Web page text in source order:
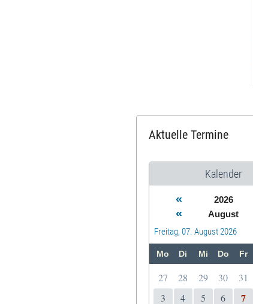
Aktuelle Termine
Kalender
« 2026
«
August
Freitag, 07. August 2026
Mo Di Mi Do Fr
27 28 29 30 31
3
4 5 6 7